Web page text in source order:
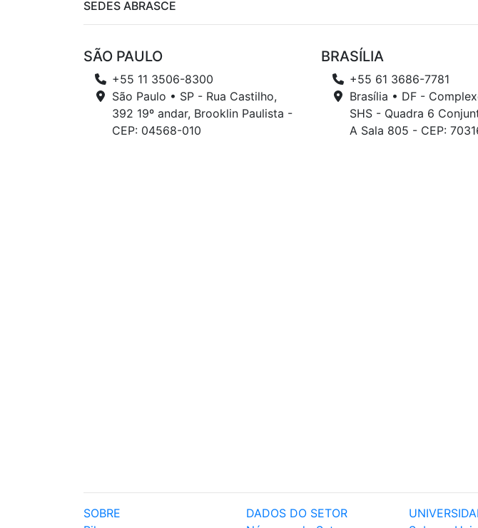
SEDES ABRASCE
SÃO PAULO
+55 11 3506-8300
São Paulo • SP - Rua Castilho,
392 19º andar, Brooklin Paulista -
CEP: 04568-010
BRASÍLIA
+55 61 3686-7781
Brasília • DF -
SHS - Quadra 6
A Sala 805 - CEP:
SOBRE
DADOS DO SETOR